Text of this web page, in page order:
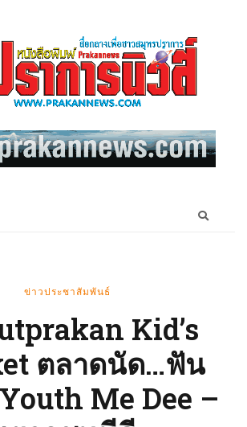
ข่าวประชาสัมพันธ์
Kid’s
ตลาดนัด…ฟัน
Me Dee –